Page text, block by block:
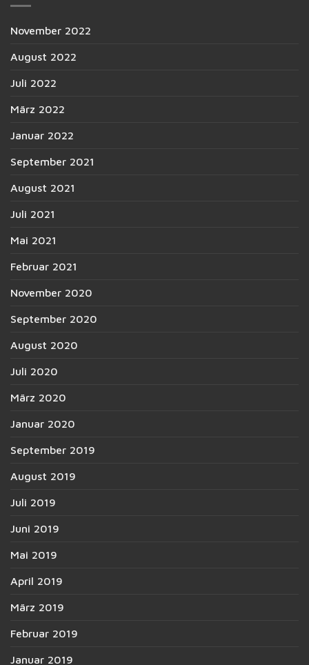
November 2022
August 2022
Juli 2022
März 2022
Januar 2022
September 2021
August 2021
Juli 2021
Mai 2021
Februar 2021
November 2020
September 2020
August 2020
Juli 2020
März 2020
Januar 2020
September 2019
August 2019
Juli 2019
Juni 2019
Mai 2019
April 2019
März 2019
Februar 2019
Januar 2019